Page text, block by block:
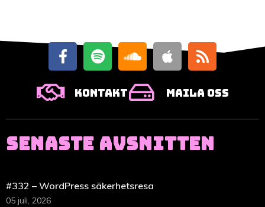
Kontakt Maila oss
SENASTE AVSNITTEN
#332 – WordPress säkerhetsresa
05 juli, 2026